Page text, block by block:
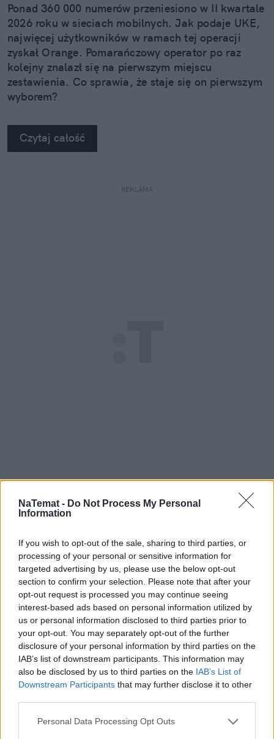
NaTemat - Do Not Process My Personal
Information
If you wish to opt-out of the sale, sharing to third parties, or
processing of your personal or sensitive information for
targeted advertising by us, please use the below opt-out
section to confirm your selection. Please note that after your
opt-out request is processed you may continue seeing
interest-based ads based on personal information utilized by
us or personal information disclosed to third parties prior to
your opt-out. You may separately opt-out of the further
disclosure of your personal information by third parties on the
IAB’s list of downstream participants. This information may
also be disclosed by us to third parties on the IAB’s List of
Downstream Participants that may further disclose it to other
Personal Data Processing Opt Outs
Ponad 360 000 numerów przeniesiono w II kwartale
2026 roku w sieciach mobilnych. Jak podaje UKE,
najwięcej użytkowników w ramach tej operacji
zyskał Orange. Pomarańczowy operator po raz
kolejny znalazł się na pierwszym miejscu
zestawienia. Co sprawia, że staje się on pierwszym
wyborem?
Czytaj całość
REKLAMA
Mały odprysk to wielki problem.
Pojechałem sprawdzić, jak w 30 minut
uratować szybę (i portfel)